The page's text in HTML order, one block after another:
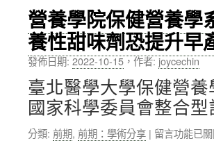
生
紀
念
獎」〉
中
華
圖
書
資
訊
館
際
合
協
大
與
日
御
茶
水
女
子
大
學
營養學院保健營養學
養性甜味劑恐提升早
發佈日期:2022-10-15，作者: joycechin
臺北醫學大學保健營
國家科學委員會整合
分類: 前期, 前期：學術分享 | 在
留言功能已